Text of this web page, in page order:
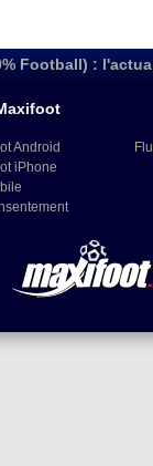
Football) :
Android
iPhone